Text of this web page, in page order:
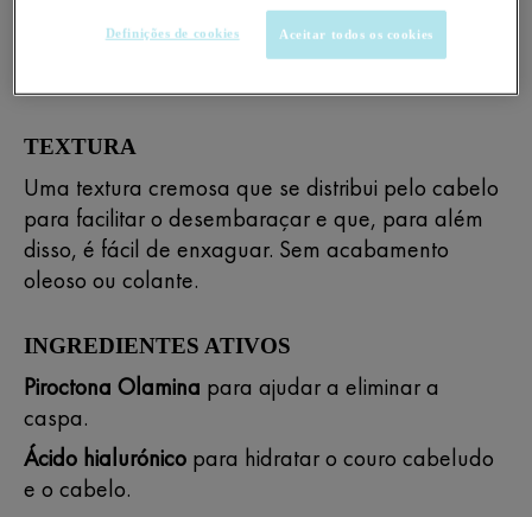
* Estudo clínico com 33 indivíduos com 3 aplicações por semana
TEXTURA
Uma textura cremosa que se distribui pelo cabelo
para facilitar o desembaraçar e que, para além
disso, é fácil de enxaguar. Sem acabamento
oleoso ou colante.
INGREDIENTES ATIVOS
Piroctona Olamina para ajudar a eliminar a
caspa.
Ácido hialurónico para hidratar o couro cabeludo
e o cabelo.
Definições de cookies Aceitar todos os cookies